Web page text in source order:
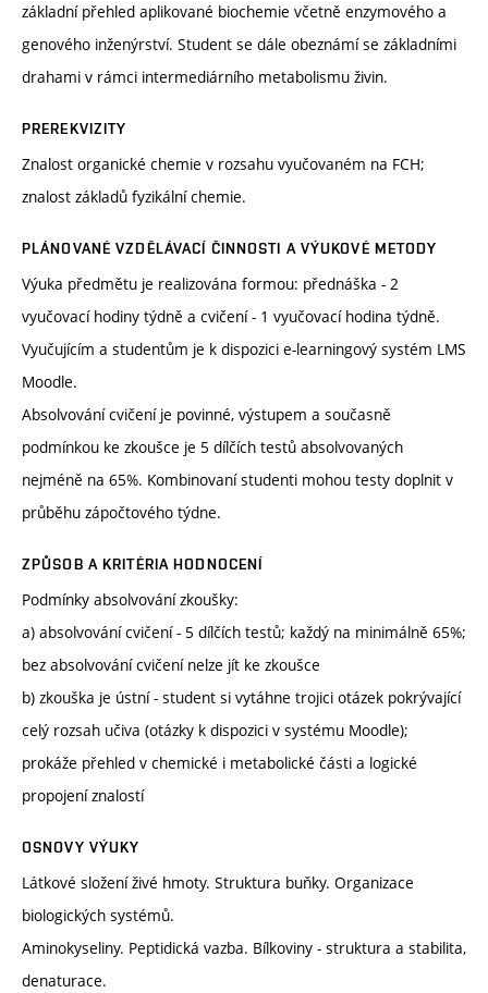
základní přehled aplikované biochemie včetně enzymového a
genového inženýrství. Student se dále obeznámí se základními
drahami v rámci intermediárního metabolismu živin.
PREREKVIZITY
Znalost organické chemie v rozsahu vyučovaném na FCH;
znalost základů fyzikální chemie.
PLÁNOVANÉ VZDĚLÁVACÍ ČINNOSTI A VÝUKOVÉ METODY
Výuka předmětu je realizována formou: přednáška - 2
vyučovací hodiny týdně a cvičení - 1 vyučovací hodina týdně.
Vyučujícím a studentům je k dispozici e-learningový systém LMS
Moodle.
Absolvování cvičení je povinné, výstupem a současně
podmínkou ke zkoušce je 5 dílčích testů absolvovaných
nejméně na 65%. Kombinovaní studenti mohou testy doplnit v
průběhu zápočtového týdne.
ZPŮSOB A KRITÉRIA HODNOCENÍ
Podmínky absolvování zkoušky:
a) absolvování cvičení - 5 dílčích testů; každý na minimálně 65%;
bez absolvování cvičení nelze jít ke zkoušce
b) zkouška je ústní - student si vytáhne trojici otázek pokrývající
celý rozsah učiva (otázky k dispozici v systému Moodle);
prokáže přehled v chemické i metabolické části a logické
propojení znalostí
OSNOVY VÝUKY
Látkové složení živé hmoty. Struktura buňky. Organizace
biologických systémů.
Aminokyseliny. Peptidická vazba. Bílkoviny - struktura a stabilita,
denaturace.